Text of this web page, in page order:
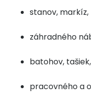
stanov,
záhradného
batohov,
pracovného a